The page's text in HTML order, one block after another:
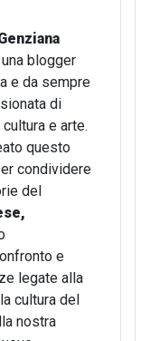
una blogger
e da sempre
di
e arte.
questo
condividere
del
e
legate alla
cultura del
nostra